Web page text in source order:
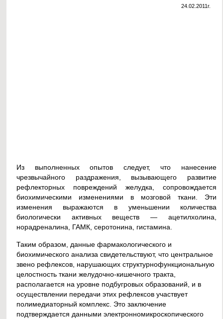
24.02.2011г.
Из выполненных опытов следует, что нанесение
чрезвычайного раздражения, вызывающего развитие
рефлекторных повреждений желудка, сопровождается
биохимическими изменениями в мозговой ткани. Эти
изменения выражаются в уменьшении количества
биологически активных веществ — ацетилхолина,
норадреналина, ГАМК, серотонина, гистамина.
Таким образом, данные фармакологического и
биохимического анализа свидетельствуют, что центральное
звено рефлексов, нарушающих структурнофункциональную
целостность ткани желудочно-кишечного тракта,
располагается на уровне подбугровых образований, и в
осуществлении передачи этих рефлексов участвует
полимедиаторный комплекс. Это заключение
подтверждается данными электронномикроскопического